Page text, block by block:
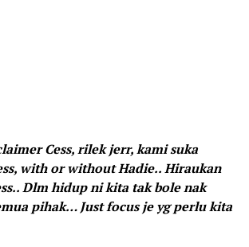
Cess, rilek jerr, kami suka
with or without Hadie.. Hiraukan
Dlm hidup ni kita tak bole nak
pihak… Just focus je yg perlu kita